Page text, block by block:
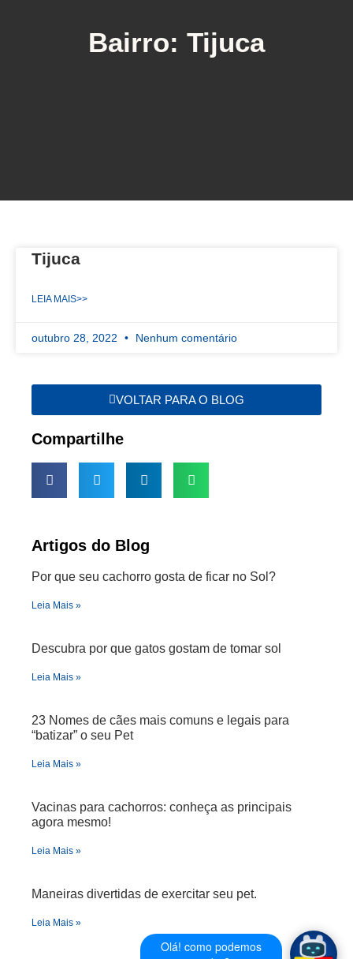
Bairro: Tijuca
Tijuca
LEIA MAIS>>
outubro 28, 2022 Nenhum comentário
VOLTAR PARA O BLOG
Compartilhe
Artigos do Blog
Por que seu cachorro gosta de ficar no Sol?
Leia Mais »
Descubra por que gatos gostam de tomar sol
Leia Mais »
23 Nomes de cães mais comuns e legais para
“batizar” o seu Pet
Leia Mais »
Vacinas para cachorros: conheça as principais
agora mesmo!
Leia Mais »
Maneiras divertidas de exercitar seu pet.
Leia Mais »
Olá! como podemos